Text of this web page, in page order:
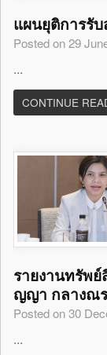
แผนยุติการรั
Posted on 29
...
CONTINUE
รายงานทรัพ
ญญา กลางณ
Posted on 30
...